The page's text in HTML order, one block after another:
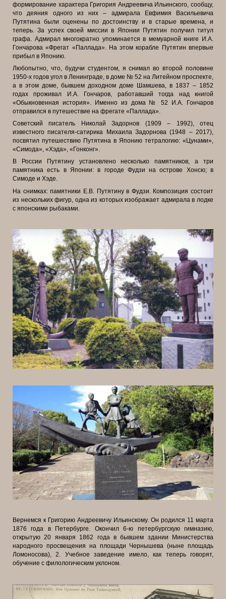
формирование характера Григория Андреевича Ильинского, сообщу,
что деяния одного из них – адмирала Евфимия Васильевича
Путятина были оценены по достоинству и в старые времена, и
теперь. За успех своей миссии в Японии Путятин получил титул
графа. Адмирал многократно упоминается в мемуарной книге И.А.
Гончарова «Фрегат «Паллада». На этом корабле Путятин впервые
прибыл в Японию.
Любопытно, что, будучи студентом, я снимал во второй половине
1950-х годов угол в Ленинграде, в доме № 52 на Литейном проспекте,
а в этом доме, бывшем доходном доме Шамшева, в 1837 – 1852
годах проживал И.А. Гончаров, работавший тогда над книгой
«Обыкновенная история». Именно из дома № 52 И.А. Гончаров
отправился в путешествие на фрегате «Паллада».
Советский писатель Николай Задорнов (1909 – 1992), отец
известного писателя-сатирика Михаила Задорнова (1948 – 2017),
посвятил путешествию Путятина в Японию тетралогию: «Цунами»,
«Симода», «Хэда», «Гонконг».
В России Путятину установлено несколько памятников, а три
памятника есть в Японии: в городе Фудзи на острове Хонсю; в
Симоде и Хэде.
На снимках: памятники Е.В. Путятину в Фудзи. Композиция состоит
из нескольких фигур, одна из которых изображает адмирала в лодке
с японскими рыбаками.
Вернемся к Григорию Андреевичу Ильинскому. Он родился 11 марта
1876 года в Петербурге. Окончил 6-ю петербургскую гимназию,
открытую 20 января 1862 года в бывшем здании Министерства
народного просвещения на площади Чернышева (ныне площадь
Ломоносова), 2. Учебное заведение имело, как теперь говорят,
обучение с филологическим уклоном.